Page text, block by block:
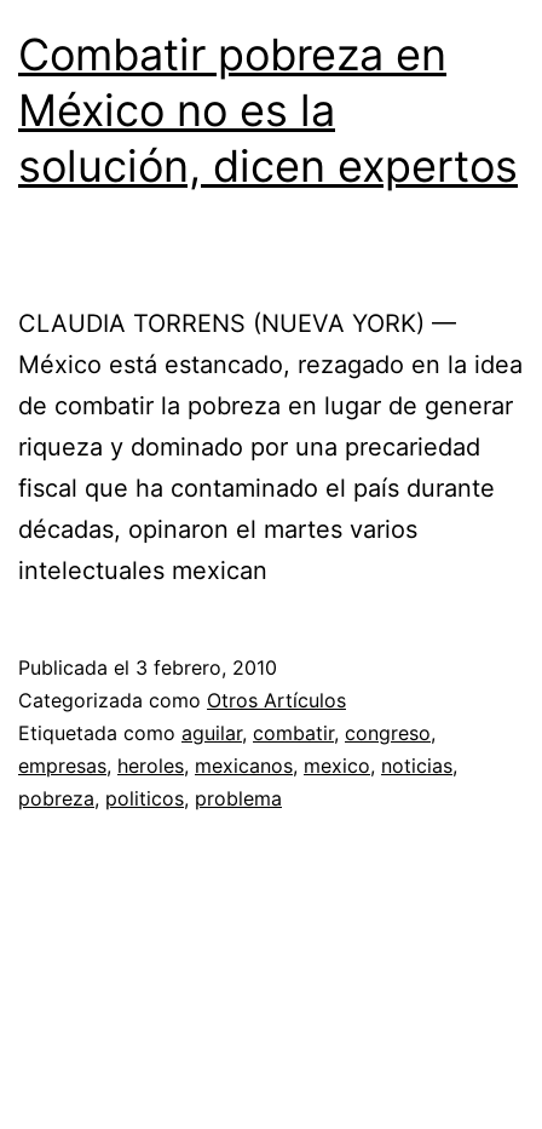
Combatir pobreza en
México no es la
solución, dicen expertos
CLAUDIA TORRENS (NUEVA YORK) —
México está estancado, rezagado en la idea
de combatir la pobreza en lugar de generar
riqueza y dominado por una precariedad
fiscal que ha contaminado el país durante
décadas, opinaron el martes varios
intelectuales mexican
Publicada el 3 febrero, 2010
Categorizada como Otros Artículos
Etiquetada como aguilar, combatir, congreso,
empresas, heroles, mexicanos, mexico, noticias,
pobreza, politicos, problema